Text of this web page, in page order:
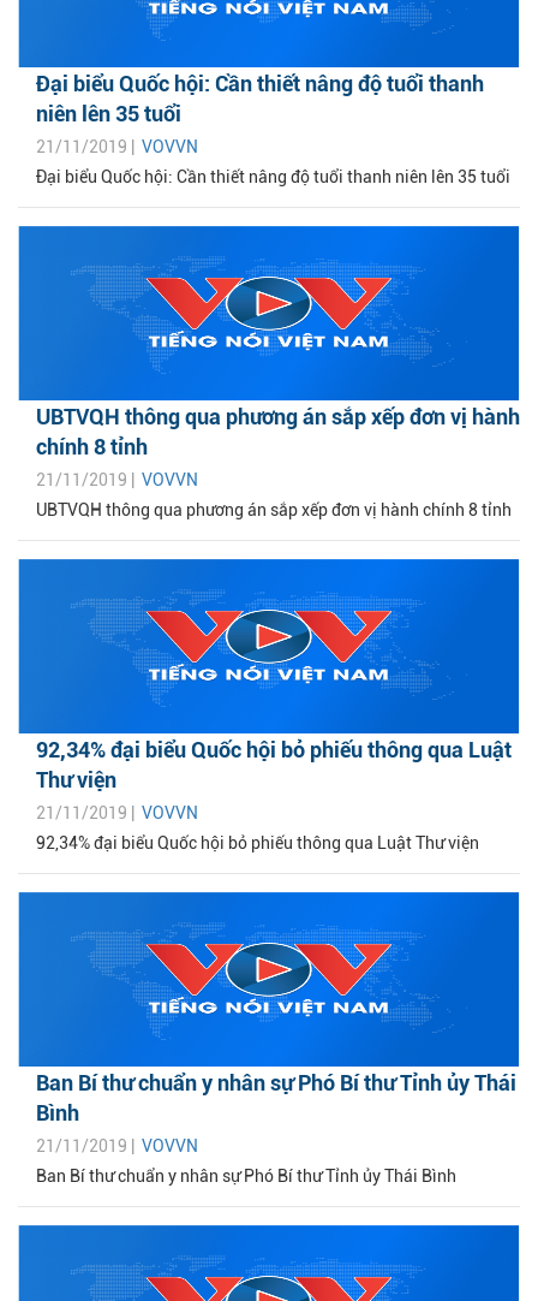
Đại biểu Quốc hội: Cần thiết nâng độ tuổi thanh
niên lên 35 tuổi
21/11/2019 | VOVVN
Đại biểu Quốc hội: Cần thiết nâng độ tuổi thanh niên lên 35 tuổi
UBTVQH thông qua phương án sắp xếp đơn vị hành
chính 8 tỉnh
21/11/2019 | VOVVN
UBTVQH thông qua phương án sắp xếp đơn vị hành chính 8 tỉnh
92,34% đại biểu Quốc hội bỏ phiếu thông qua Luật
Thư viện
21/11/2019 | VOVVN
92,34% đại biểu Quốc hội bỏ phiếu thông qua Luật Thư viện
Ban Bí thư chuẩn y nhân sự Phó Bí thư Tỉnh ủy Thái
Bình
21/11/2019 | VOVVN
Ban Bí thư chuẩn y nhân sự Phó Bí thư Tỉnh ủy Thái Bình